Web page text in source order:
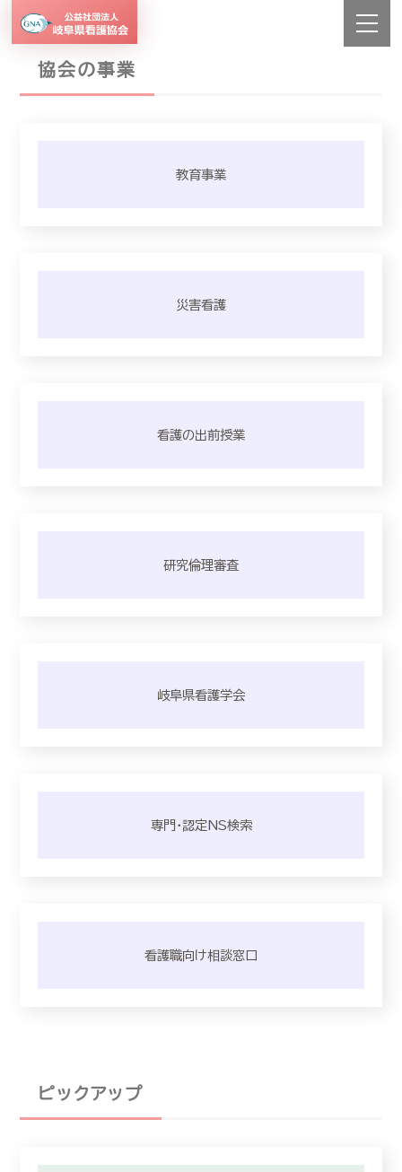
協会の事業
教育事業
災害看護
看護の出前授業
研究倫理審査
岐阜県看護学会
専門・認定NS検索
看護職向け相談窓口
ピックアップ